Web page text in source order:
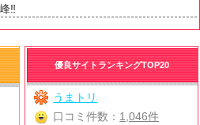
‼️
優良サイトランキングTOP20
うまトリ
口コミ件数： 1,046件